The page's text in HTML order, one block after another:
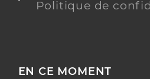
Politique de
EN CE MOMENT